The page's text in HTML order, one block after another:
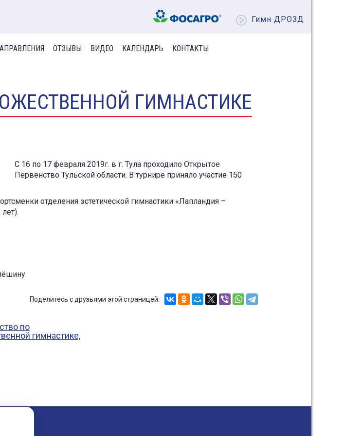
Гимн ДРОЗД
ОТЗЫВЫ ВИДЕО КАЛЕНДАРЬ КОНТАКТЫ
ГИМНАСТИКЕ
С 16 по 17 февраля 2019г. в г. Тула проходило Открытое
Первенство Тульской области. В турнире приняло участие 150
отделения эстетической гимнастики «Лапландия –
Поделитесь с друзьями этой страницей: